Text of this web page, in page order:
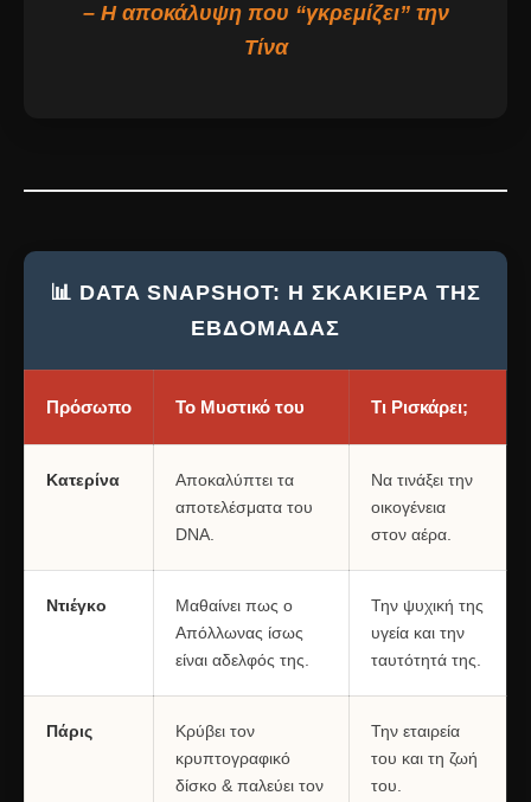
– Η αποκάλυψη που “γκρεμίζει” την
Τίνα
📊 DATA SNAPSHOT: Η ΣΚΑΚΙΈΡΑ ΤΗΣ
ΕΒΔΟΜΆΔΑΣ
Πρόσωπο Το Μυστικό του Τι Ρισκάρει;
Κατερίνα
Αποκαλύπτει τα
αποτελέσματα του
DNA.
Να τινάξει την
οικογένεια
στον αέρα.
Ντιέγκο
Μαθαίνει πως ο
Απόλλωνας ίσως
είναι αδελφός της.
Την ψυχική της
υγεία και την
ταυτότητά της.
Πάρις
Κρύβει τον
κρυπτογραφικό
δίσκο & παλεύει τον
Την εταιρεία
του και τη ζωή
του.